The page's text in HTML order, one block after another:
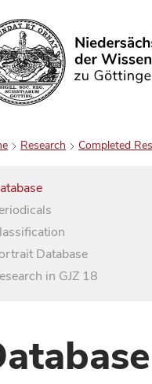
Search
Research Completed
Database
in GJZ 18